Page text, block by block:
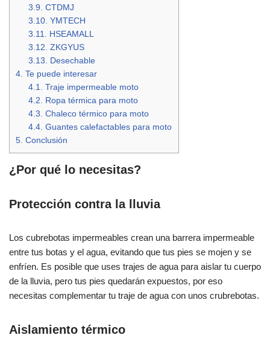
3.9. CTDMJ
3.10. YMTECH
3.11. HSEAMALL
3.12. ZKGYUS
3.13. Desechable
4. Te puede interesar
4.1. Traje impermeable moto
4.2. Ropa térmica para moto
4.3. Chaleco térmico para moto
4.4. Guantes calefactables para moto
5. Conclusión
¿Por qué lo necesitas?
Protección contra la lluvia
Los cubrebotas impermeables crean una barrera impermeable
entre tus botas y el agua, evitando que tus pies se mojen y se
enfríen. Es posible que uses trajes de agua para aislar tu cuerpo
de la lluvia, pero tus pies quedarán expuestos, por eso
necesitas complementar tu traje de agua con unos crubrebotas.
Aislamiento térmico